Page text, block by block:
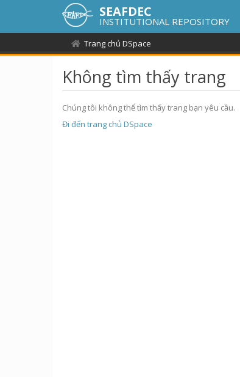
SEAFDEC
INSTITUTIONAL REPOSITORY
Trang chủ DSpace
Không tìm thấy trang
Chúng tôi không thể tìm thấy trang bạn yêu cầu.
Đi đến trang chủ DSpace